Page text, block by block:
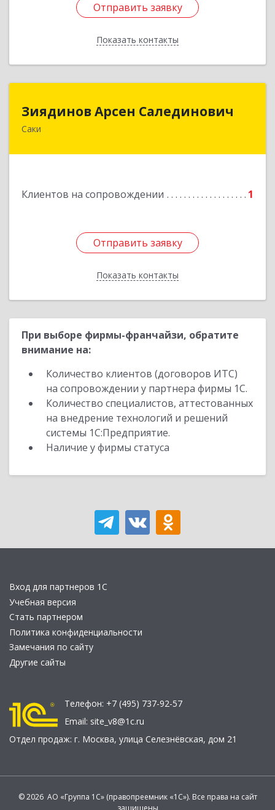
Отправить заявку
Показать контакты
Отправить заявку
Назад
Зиядинов Арсен Салединович
Саки
Клиентов на сопровождении 1
Отправить заявку
Показать контакты
Отправить заявку
Назад
При выборе фирмы-франчайзи, обратите
внимание на:
Количество клиентов (договоров ИТС)
на сопровождении у партнера фирмы 1С.
Количество специалистов, аттестованных
на внедрение технологий и решений
системы 1С:Предприятие.
Наличие у фирмы статуса
Вход для партнеров 1С
Учебная версия
Стать партнером
Политика конфиденциальности
Замечания по сайту
Другие сайты
Телефон: +7 (495) 737-92-57
Email: site_v8@1c.ru
Отдел продаж: г. Москва, улица Селезнёвская, дом 21
© 2026 АО «Группа 1С» (правопреемник «1С»). Все права на сайт